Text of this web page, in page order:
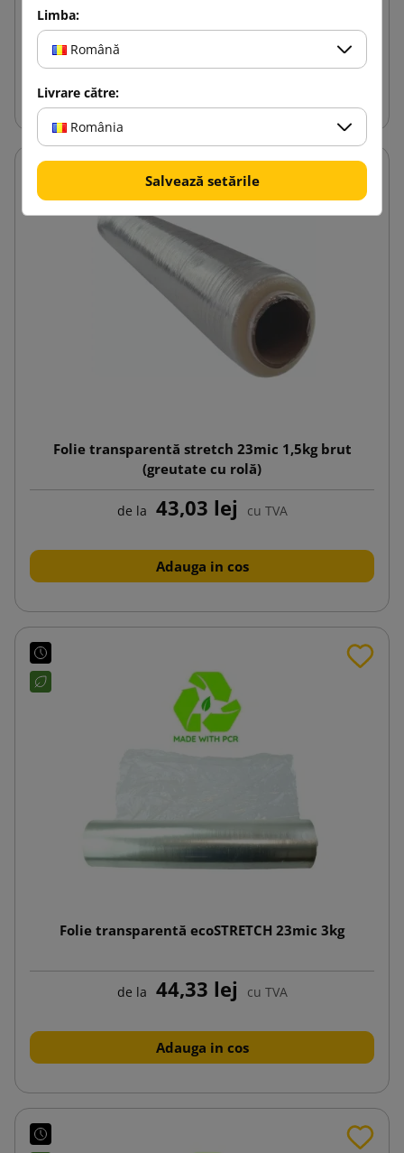
de la 24,03 lej cu TVA
Folie transparentă stretch 23mic 1,5kg brut
(greutate cu rolă)
de la 43,03 lej cu TVA
Adauga in cos
Folie transparentă ecoSTRETCH 23mic 3kg
de la 44,33 lej cu TVA
Adauga in cos
Limba:
Română
Livrare către:
România
Salvează setările